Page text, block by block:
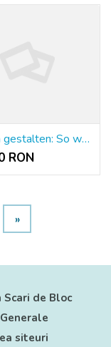
Balkon gestalten: So wird Ihre kleine Terrasse zur Wohlfühloase
RON
»
Scari de Bloc
siteuri